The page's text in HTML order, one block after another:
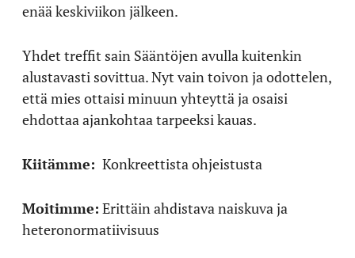
enää keskiviikon jälkeen.
Yhdet treffit sain Sääntöjen avulla kuitenkin
alustavasti sovittua. Nyt vain toivon ja odottelen,
että mies ottaisi minuun yhteyttä ja osaisi
ehdottaa ajankohtaa tarpeeksi kauas.
Kiitämme: Konkreettista ohjeistusta
Moitimme: Erittäin ahdistava naiskuva ja
heteronormatiivisuus